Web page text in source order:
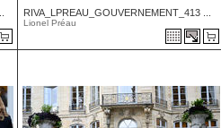
RIVA_LPREAU_GOUVERNEMENT_413 ...
Lionel Préau